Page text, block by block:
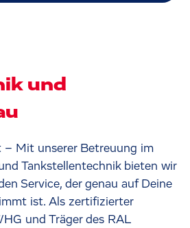
und
– Mit unserer Betreuung im
Tankstellentechnik bieten wir
Service, der genau auf Deine
ist. Als zertifizierter
und Träger des RAL